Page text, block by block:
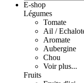
E-shop
Légumes
Tomate
Ail /
Aromate
Aubergine
Chou
Voir plus...
Fruits